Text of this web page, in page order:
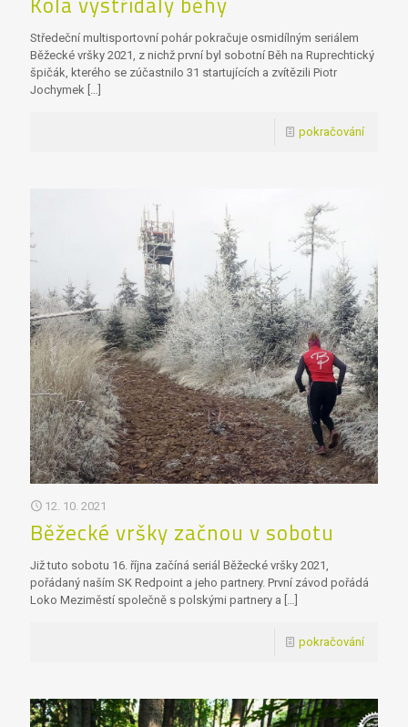
Středeční multisportovní pohár pokračuje osmidílným seriálem
Běžecké vršky 2021, z nichž první byl sobotní Běh na Ruprechtický
špičák, kterého se zúčastnilo 31 startujících a zvítězili Piotr
Jochymek
pokračování
12. 10. 2021
Běžecké vršky začnou v sobotu
Již tuto sobotu 16. října začíná seriál Běžecké vršky 2021,
pořádaný naším SK Redpoint a jeho partnery. První závod pořádá
Loko Meziměstí společně s polskými partnery a […]
pokračování